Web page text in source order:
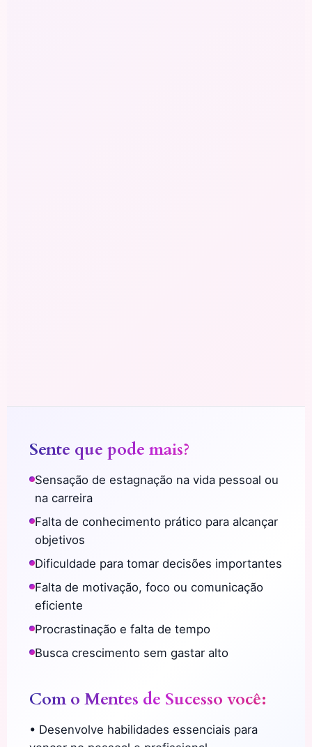
Sente que pode mais?
Sensação de estagnação na vida pessoal ou
na carreira
Falta de conhecimento prático para alcançar
objetivos
Dificuldade para tomar decisões importantes
Falta de motivação, foco ou comunicação
eficiente
Procrastinação e falta de tempo
Busca crescimento sem gastar alto
Com o Mentes de Sucesso você:
• Desenvolve habilidades essenciais para